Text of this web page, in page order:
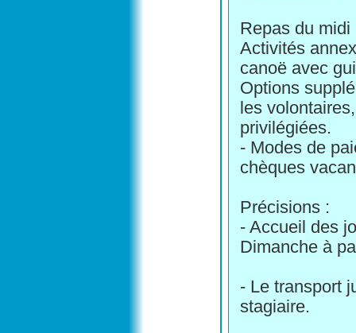
Repas du
Activités
canoë avec
Options
les
privilégiées.
- Modes de
chèques
Précisions :
- Accueil des
Dimanche à
- Le transport
stagiaire.